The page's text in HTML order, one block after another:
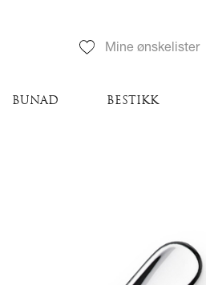
Mine ønskelister
BUNAD BESTIKK